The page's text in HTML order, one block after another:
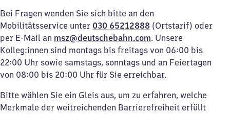
Bei Fragen wenden Sie sich bitte an den
Mobilitätsservice unter 030 65212888 (Ortstarif) oder
per E-Mail an msz@deutschebahn.com. Unsere
Kolleg:innen sind montags bis freitags von 06:00 bis
22:00 Uhr sowie samstags, sonntags und an Feiertagen
von 08:00 bis 20:00 Uhr für Sie erreichbar.
Bitte wählen Sie ein Gleis aus, um zu erfahren, welche
Merkmale der weitreichenden Barrierefreiheit erfüllt